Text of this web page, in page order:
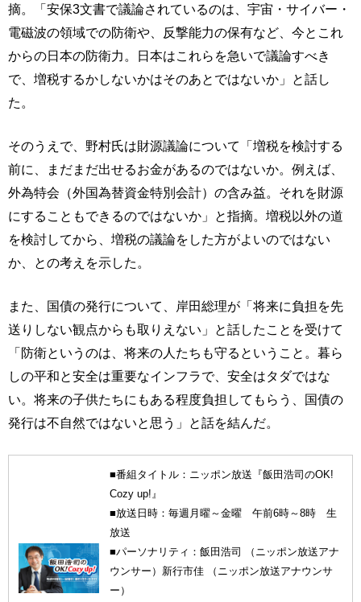
摘。「安保3文書で議論されているのは、宇宙・サイバー・
電磁波の領域での防衛や、反撃能力の保有など、今とこれ
からの日本の防衛力。日本はこれらを急いで議論すべき
で、増税するかしないかはそのあとではないか」と話し
た。
そのうえで、野村氏は財源議論について「増税を検討する
前に、まだまだ出せるお金があるのではないか。例えば、
外為特会（外国為替資金特別会計）の含み益。それを財源
にすることもできるのではないか」と指摘。増税以外の道
を検討してから、増税の議論をした方がよいのではない
か、との考えを示した。
また、国債の発行について、岸田総理が「将来に負担を先
送りしない観点からも取りえない」と話したことを受けて
「防衛というのは、将来の人たちも守るということ。暮ら
しの平和と安全は重要なインフラで、安全はタダではな
い。将来の子供たちにもある程度負担してもらう、国債の
発行は不自然ではないと思う」と話を結んだ。
■番組タイトル：ニッポン放送『飯田浩司のOK!
Cozy up!』
■放送日時：毎週月曜～金曜 午前6時～8時 生
放送
■パーソナリティ：飯田浩司 （ニッポン放送アナ
ウンサー）新行市佳 （ニッポン放送アナウンサ
ー）